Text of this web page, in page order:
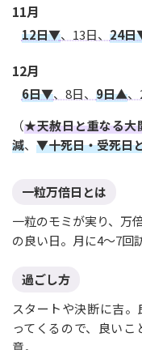
11月
12日▼、13日、 24
12月
6日▼、8日、 9日▲、
（★天赦日と重なる大
減、 ▼十死日・受死日
一粒万倍日とは
一粒のモミが実り、万
の良い日。月に4〜7回
過ごし方
スタートや決断に吉
ってくるので、良い